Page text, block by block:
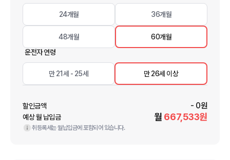
24개월 36개월
48개월
60개월
운전자 연령
만 21세 - 25세 만 26세 이상
할인금액 - 0원
예상 월 납입금 월 667,533원
취등록세는 월납입금에 포함되어 있습니다.